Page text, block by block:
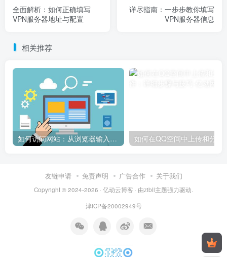
全面解析：如何正确填写
VPN服务器地址与配置
详尽指南：一步步教你填写
VPN服务器信息
相关推荐
如何访问网站：从浏览器输入到页面加载的完整步骤详解
友链申请 免责声明 广告合作 关于我们
Copyright © 2024-2026 · 亿动云博客 · 由zibll主题强力驱动.
津ICP备20002949号